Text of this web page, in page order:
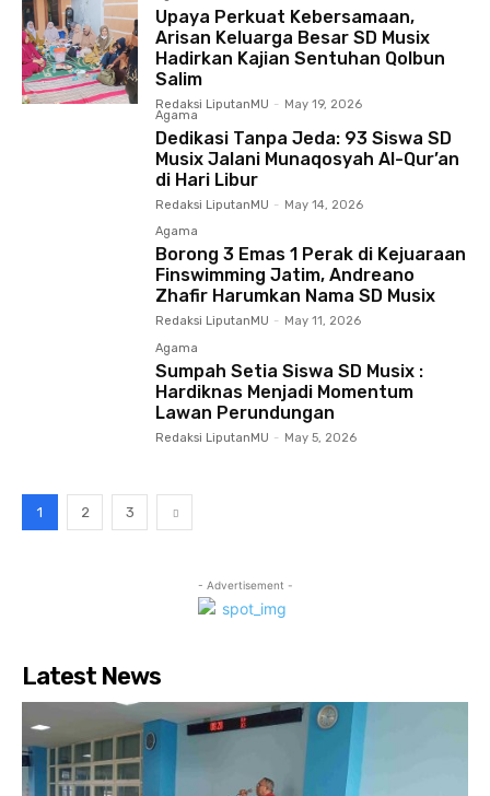
Upaya Perkuat Kebersamaan,
Arisan Keluarga Besar SD Musix
Hadirkan Kajian Sentuhan Qolbun
Salim
Redaksi LiputanMU - May 19, 2026
Agama
Dedikasi Tanpa Jeda: 93 Siswa SD
Musix Jalani Munaqosyah Al-Qur’an
di Hari Libur
Redaksi LiputanMU -
May 14, 2026
Agama
Borong 3 Emas 1 Perak di Kejuaraan
Finswimming Jatim, Andreano
Zhafir Harumkan Nama SD Musix
Redaksi LiputanMU -
May 11, 2026
Agama
Sumpah Setia Siswa SD Musix :
Hardiknas Menjadi Momentum
Lawan Perundungan
Redaksi LiputanMU - May 5, 2026
1 2 3
- Advertisement -
Latest News